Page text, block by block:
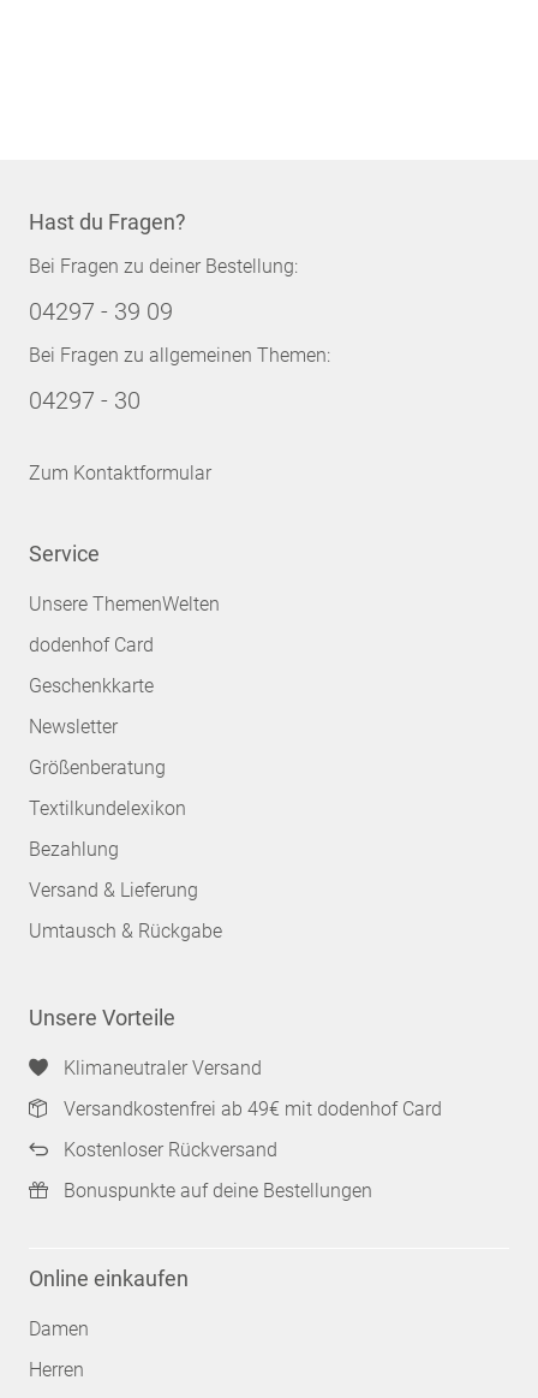
Hast du Fragen?
Bei Fragen zu deiner Bestellung:
04297 - 39 09
Bei Fragen zu allgemeinen Themen:
04297 - 30
Zum Kontaktformular
Service
Unsere ThemenWelten
dodenhof Card
Geschenkkarte
Newsletter
Größenberatung
Textilkundelexikon
Bezahlung
Versand & Lieferung
Umtausch & Rückgabe
Unsere Vorteile
Klimaneutraler Versand
Versandkostenfrei ab 49€ mit dodenhof Card
Kostenloser Rückversand
Bonuspunkte auf deine Bestellungen
Online einkaufen
Damen
Herren